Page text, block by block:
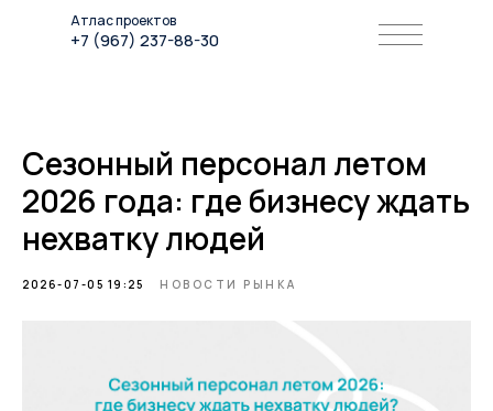
+7 (967) 237-88-30
Атлас проектов
Сезонный персонал летом
2026 года: где бизнесу ждать
нехватку людей
2026-07-05 19:25 НОВОСТИ РЫНКА